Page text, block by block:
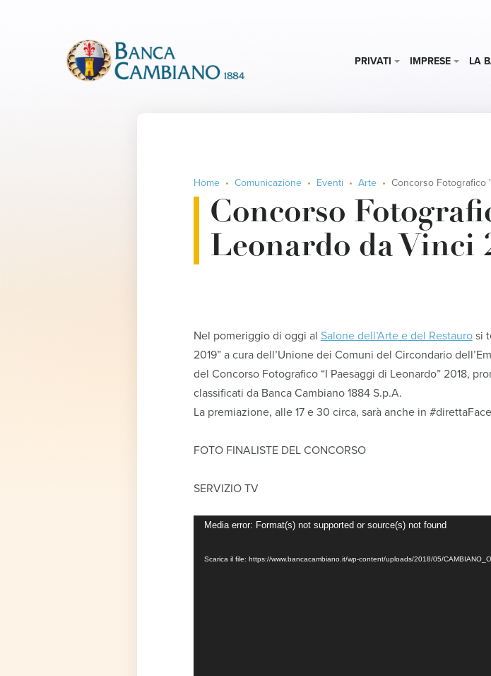
PRIVATI IMPRESE LA
Home Comunicazione Eventi Arte Concorso Fotografico "Premio Leonardo da
Concorso
Leonardo da Vinci
Nel pomeriggio di oggi al Salone dell’Arte e del Restaurosi
2019” a cura dell’Unione dei Comuni del Circondario
del Concorso Fotografico “I Paesaggi di Leonardo” 2018,
classificati da Banca Cambiano 1884 S.p.A.
La premiazione, alle 17 e 30 circa, sarà anche in
FOTO FINALISTE DEL CONCORSO
SERVIZIO TV
Video
Media error: Format(s) not supported or source(s) not found
Scarica il file: https://www.bancacambiano.it/wp-content/uploads/2018/05/